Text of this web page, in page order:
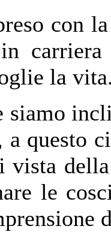
con
la
siamo
a questo
vista
le